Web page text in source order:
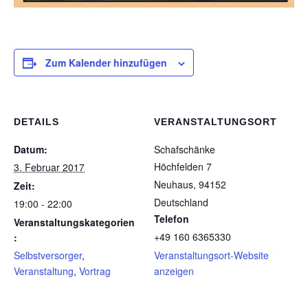
Zum Kalender hinzufügen
DETAILS
Datum:
3. Februar 2017
Zeit:
19:00 - 22:00
Veranstaltungskategorien
:
Selbstversorger,
Veranstaltung, Vortrag
VERANSTALTUNGSORT
Schafschänke
Höchfelden 7
Neuhaus, 94152
Deutschland
Telefon
+49 160 6365330
Veranstaltungsort-Website
anzeigen